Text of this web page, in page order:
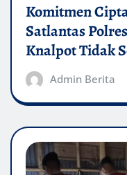
Komitmen
Satlantas
Knalpot Tidak
Admin Berita